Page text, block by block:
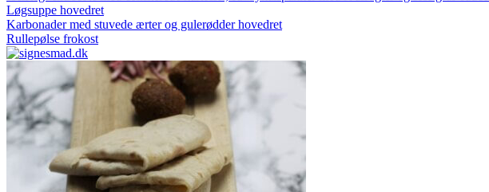
Løgsuppe hovedret
Karbonader med stuvede ærter og gulerødder hovedret
Rullepølse frokost